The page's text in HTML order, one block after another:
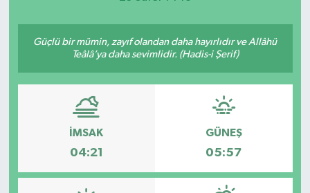
Güçlü bir mümin, zayıf olandan daha hayırlıdır ve Allâhü
Teâlâ’ya daha sevimlidir. (Hadis-i Şerif)
İMSAK
04:21
GÜNEŞ
05:57